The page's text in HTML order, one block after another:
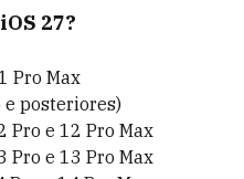
27?
Pro Max
e posteriores)
Pro e 12 Pro Max
Pro e 13 Pro Max